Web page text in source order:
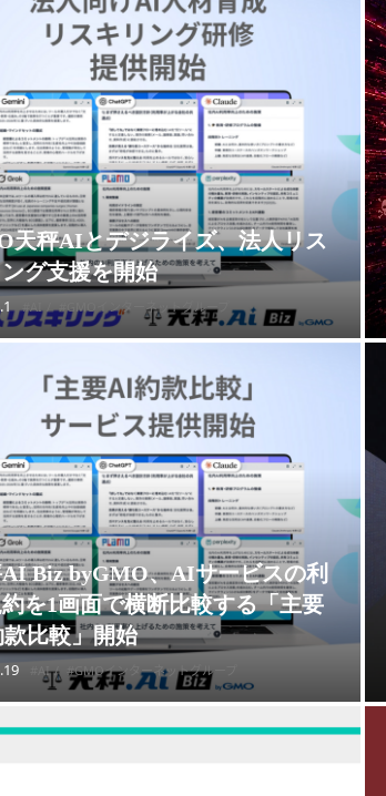
天秤AIとデジライズ、法人リス
グ支援を開始
#AI #GMOインターネットグループ
Biz byGMO、AIサービスの利
を1画面で横断比較する「主要
比較」開始
#AI #GMOインターネットグループ